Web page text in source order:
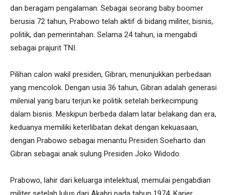
dan beragam pengalaman. Sebagai seorang baby boomer
berusia 72 tahun, Prabowo telah aktif di bidang militer, bisnis,
politik, dan pemerintahan. Selama 24 tahun, ia mengabdi
sebagai prajurit TNI.
Pilihan calon wakil presiden, Gibran, menunjukkan perbedaan
yang mencolok. Dengan usia 36 tahun, Gibran adalah generasi
milenial yang baru terjun ke politik setelah berkecimpung
dalam bisnis. Meskipun berbeda dalam latar belakang dan era,
keduanya memiliki keterlibatan dekat dengan kekuasaan,
dengan Prabowo sebagai menantu Presiden Soeharto dan
Gibran sebagai anak sulung Presiden Joko Widodo.
Prabowo, lahir dari keluarga intelektual, memulai pengabdian